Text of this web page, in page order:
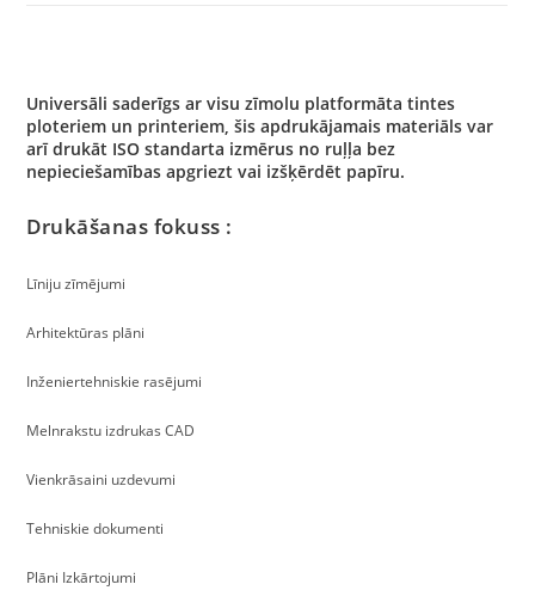
Universāli saderīgs ar visu zīmolu platformāta tintes
ploteriem un printeriem, šis apdrukājamais materiāls var
arī drukāt ISO standarta izmērus no ruļļa bez
nepieciešamības apgriezt vai izšķērdēt papīru.
Drukāšanas fokuss :
Līniju zīmējumi
Arhitektūras plāni
Inženiertehniskie rasējumi
Melnrakstu izdrukas CAD
Vienkrāsaini uzdevumi
Tehniskie dokumenti
Plāni Izkārtojumi